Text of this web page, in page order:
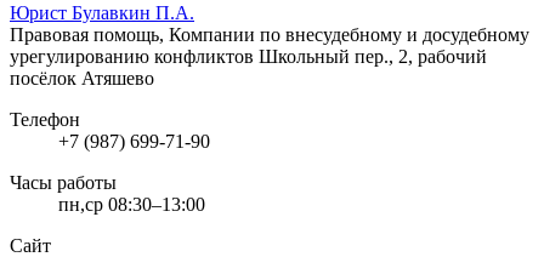
Юрист Булавкин П.А.
Правовая помощь, Компании по внесудебному и досудебному
урегулированию конфликтов Школьный пер., 2, рабочий
посёлок Атяшево
Телефон
+7 (987) 699-71-90
Часы работы
пн,ср 08:30–13:00
Сайт